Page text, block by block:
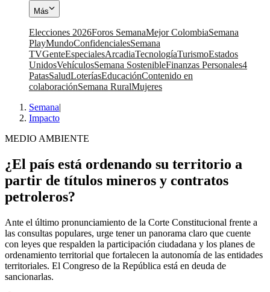
Más
Elecciones 2026Foros SemanaMejor ColombiaSemana
PlayMundoConfidencialesSemana
TVGenteEspecialesArcadiaTecnologíaTurismoEstados
UnidosVehículosSemana SostenibleFinanzas Personales4
PatasSaludLoteríasEducaciónContenido en
colaboraciónSemana RuralMujeres
Semana|
Impacto
MEDIO AMBIENTE
¿El país está ordenando su territorio a
partir de títulos mineros y contratos
petroleros?
Ante el último pronunciamiento de la Corte Constitucional frente a
las consultas populares, urge tener un panorama claro que cuente
con leyes que respalden la participación ciudadana y los planes de
ordenamiento territorial que fortalecen la autonomía de las entidades
territoriales. El Congreso de la República está en deuda de
sancionarlas.